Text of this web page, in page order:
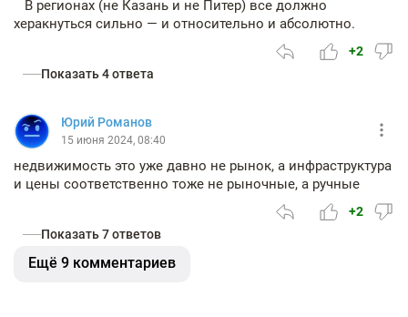
В регионах (не Казань и не Питер) все должно
херакнуться сильно — и относительно и абсолютно.
+2
Показать 4 ответа
Юрий Романов
15 июня 2024, 08:40
недвижимость это уже давно не рынок, а инфраструктура
и цены соответственно тоже не рыночные, а ручные
+2
Показать 7 ответов
Ещё 9 комментариев